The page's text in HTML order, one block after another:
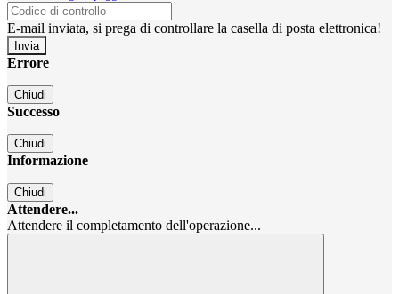
E-mail inviata, si prega di controllare la casella di posta elettronica!
Errore
Chiudi
Successo
Chiudi
Informazione
Chiudi
Attendere...
Attendere il completamento dell'operazione...